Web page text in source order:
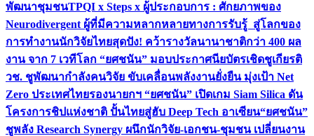
พัฒนาชุมชนTPQI x Steps x ผู้ประกอบการ : ศักยภาพของ
Neurodivergent ผู้ที่มีความหลากหลายทางการรับรู้ สู่โลกของ
การทำงานนักวิจัยไทยสุดปัง! คว้ารางวัลนานาชาติกว่า 400 ผล
งาน จาก 7 เวทีโลก “ยศชนัน” มอบประกาศนียบัตรเชิดชูเกียรติ
วช. ชูพัฒนากำลังคนวิจัย ขับเคลื่อนพลังงานยั่งยืน มุ่งเป้า Net
Zero ประเทศไทยรองนายกฯ “ยศชนัน” เปิดเกม Siam Silica ดัน
โครงการชิปแห่งชาติ ปั้นไทยสู่ฮับ Deep Tech อาเซียน“ยศชนัน”
ชูพลัง Research Synergy ผนึกนักวิจัย-เอกชน-ชุมชน เปลี่ยนงาน